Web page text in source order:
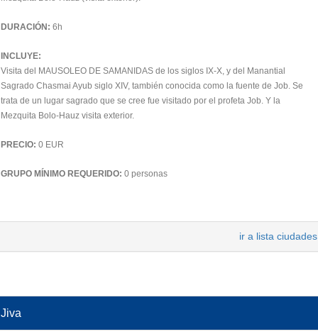
DURACIÓN: 6h
INCLUYE:
Visita del MAUSOLEO DE SAMANIDAS de los siglos IX-X, y del Manantial
Sagrado Chasmai Ayub siglo XIV, también conocida como la fuente de Job. Se
trata de un lugar sagrado que se cree fue visitado por el profeta Job. Y la
Mezquita Bolo-Hauz visita exterior.
PRECIO: 0 EUR
GRUPO MÍNIMO REQUERIDO: 0 personas
ir a lista ciudades
Jiva